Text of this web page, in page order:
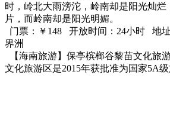
时，岭北大雨滂沱，岭南却是阳光灿
片，而岭南却是阳光明媚。
门票：￥148 开放时间：24小时 地
界洲
【海南旅游】保亭槟榔谷黎苗文化旅
文化旅游区是2015年获批准为国家5A级